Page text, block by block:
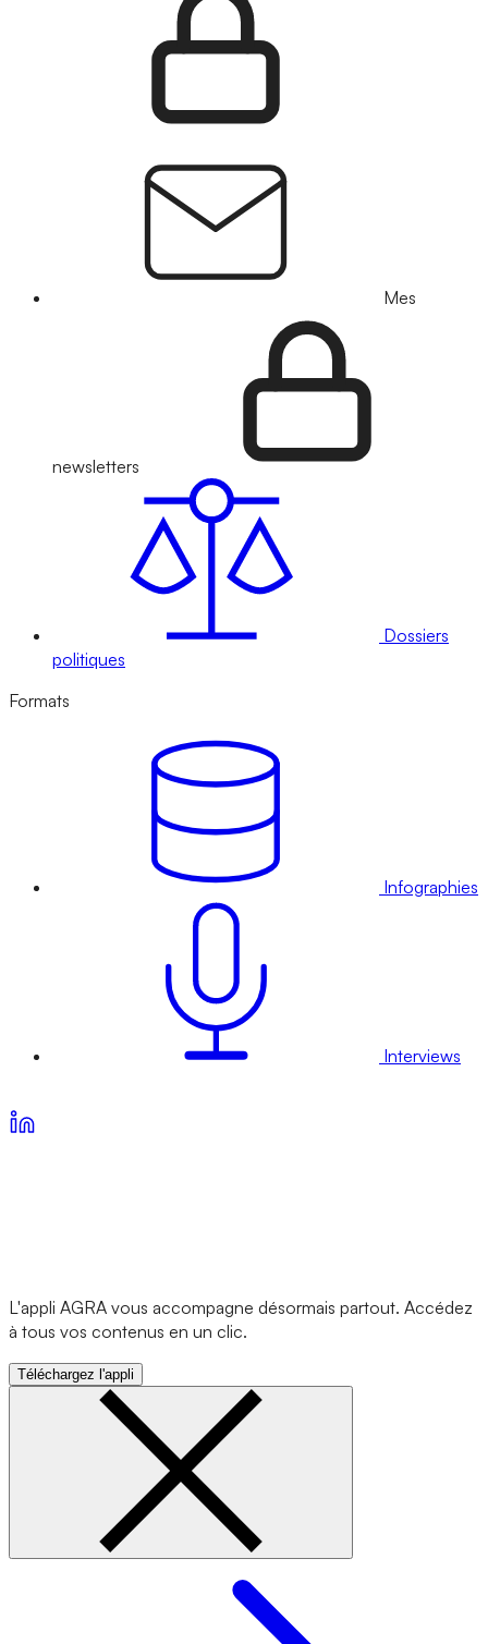
Mes
newsletters
Dossiers
politiques
Formats
Infographies
Interviews
L'appli AGRA vous accompagne désormais partout. Accédez
à tous vos contenus en un clic.
Téléchargez l'appli